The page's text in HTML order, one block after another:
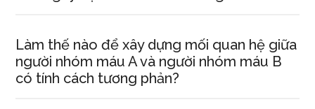
Làm thế nào để xây dựng mối quan hệ giữa
người nhóm máu A và người nhóm máu B
có tính cách tương phản?